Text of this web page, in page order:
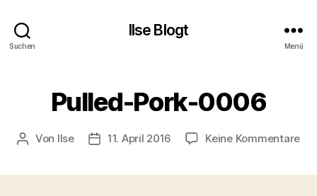
Suchen
Ilse Blogt
Menü
Pulled-Pork-0006
Beitragsautor
Von Ilse Beitragsdatum
11. April 2016 Keine Kommentarezu